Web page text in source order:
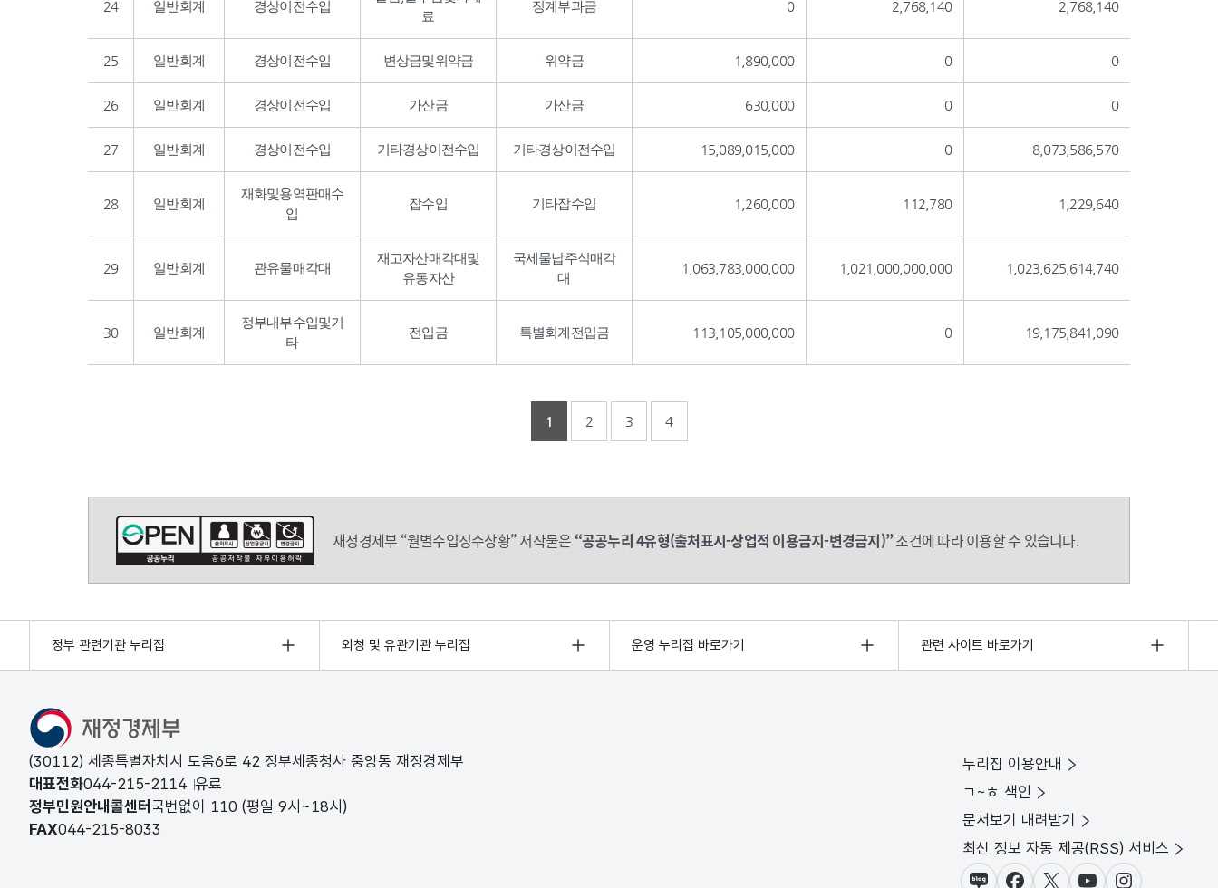
24 일반회계 경상이전수입
료
징계부과금 0 2,768,140 2,768,140
25 일반회계 경상이전수입 변상금및위약금 위약금 1,890,000 0 0
26 일반회계 경상이전수입 가산금 가산금 630,000 0 0
27 일반회계 경상이전수입 기타경상이전수입 기타경상이전수입 15,089,015,000 0 8,073,586,570
28 일반회계
재화및용역판매수
입
잡수입 기타잡수입 1,260,000 112,780 1,229,640
29 일반회계 관유물매각대
재고자산매각대및
유동자산
국세물납주식매각
대
1,063,783,000,000 1,021,000,000,000 1,023,625,614,740
30 일반회계
정부내부수입및기
타
전입금 특별회계전입금 113,105,000,000 0 19,175,841,090
1 2 3 4
재정경제부 “월별수입징수상황” 저작물은 “공공누리 4유형(출처표시-상업적 이용금지-변경금지)”조건에 따라 이용할 수 있습니다.
정부 관련기관 누리집 외청 및 유관기관 누리집 운영 누리집 바로가기 관련 사이트 바로가기
(30112) 세종특별자치시 도움6로 42 정부세종청사 중앙동 재정경제부
대표전화044-215-2114 유료
정부민원안내콜센터 국번없이 110 (평일 9시~18시)
FAX044-215-8033
누리집 이용안내
ㄱ~ㅎ 색인
문서보기 내려받기
최신 정보 자동 제공(RSS) 서비스
블로그페이스북X(트위터)
유튜브인스타그램